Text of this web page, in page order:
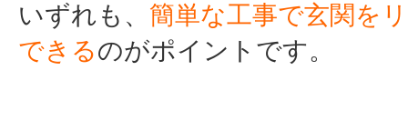
いずれも、 簡単な工事で玄関を
できるのがポイントです。